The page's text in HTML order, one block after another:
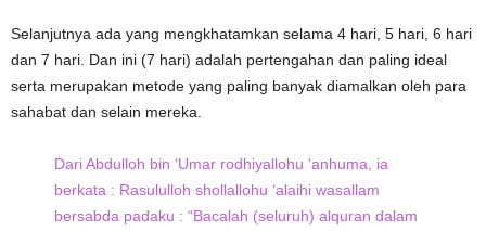
Selanjutnya ada yang mengkhatamkan selama 4 hari, 5 hari, 6 hari
dan 7 hari. Dan ini (7 hari) adalah pertengahan dan paling ideal
serta merupakan metode yang paling banyak diamalkan oleh para
sahabat dan selain mereka.
Dari Abdulloh bin ‘Umar rodhiyallohu ‘anhuma, ia
berkata : Rasululloh shollallohu ‘alaihi wasallam
bersabda padaku : “Bacalah (seluruh) alquran dalam